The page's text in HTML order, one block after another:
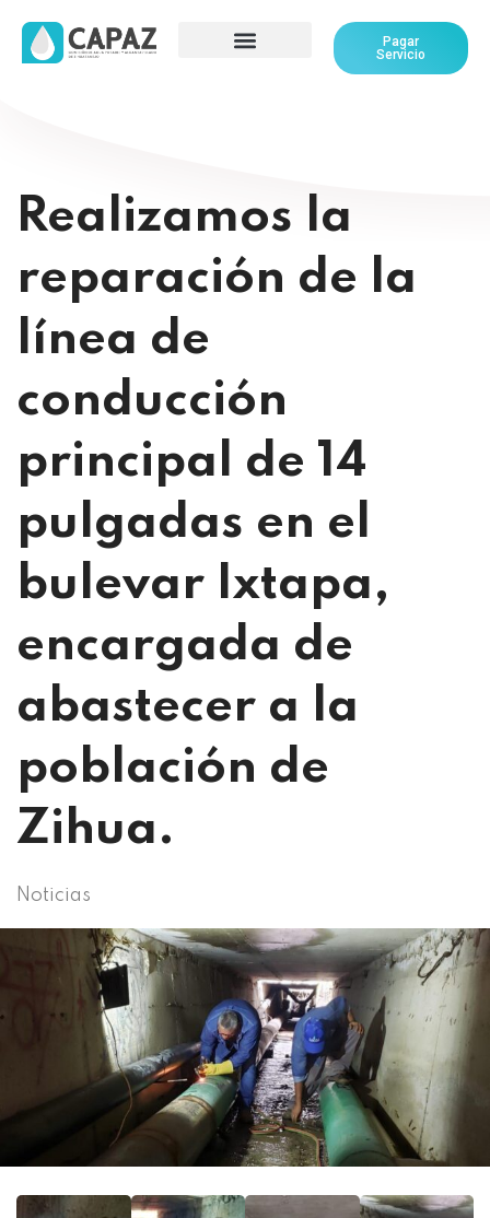
Pagar
Servicio
Realizamos la
reparación de la
línea de
conducción
principal de 14
pulgadas en el
bulevar Ixtapa,
encargada de
abastecer a la
población de
Zihua.
Noticias